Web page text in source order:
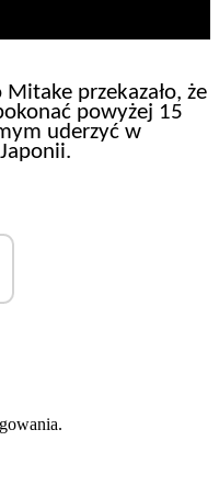
przekazało, że
powyżej 15
uderzyć w